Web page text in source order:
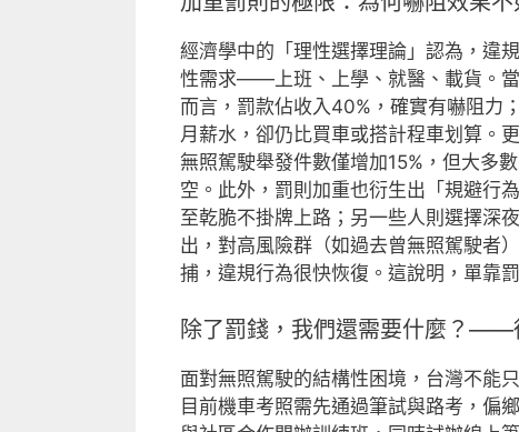
經濟學中的「理性選擇理論」認為，違
性需求——上班、上學、就醫、載貨。
而言，罰款佔收入40%，確實有嚇阻力
月薪水，卻仍比買車或搭計程車划算。
無照駕駛舉發件數僅增加15%，但大多
空。此外，罰則加重也衍生出「規避行
至乾脆不掛牌上路；另一些人則選擇深
出，對高風險群（如過去曾無照駕駛者
捕，違規行為很快恢復。這說明，單靠
除了罰錢，我們還需要什麼？——
面對無照駕駛的結構性困境，台灣不能
目前機車考照需先通過筆試與路考，偏